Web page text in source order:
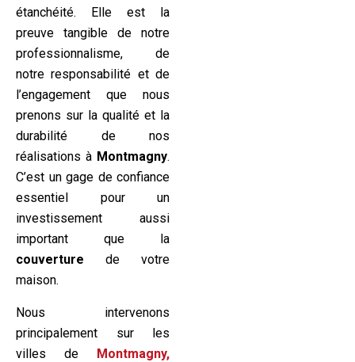
étanchéité. Elle est la
preuve tangible de notre
professionnalisme, de
notre responsabilité et de
l’engagement que nous
prenons sur la qualité et la
durabilité de nos
réalisations à Montmagny.
C’est un gage de confiance
essentiel pour un
investissement aussi
important que la
couverture de votre
maison.
Nous intervenons
principalement sur les
villes de Montmagny,